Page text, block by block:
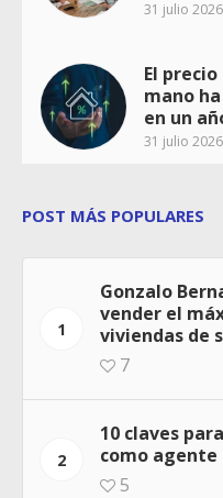
31 julio 2026
El
mano
en un
31 julio 2026
POST MÁS POPULARES
1
Gonzalo
vender el
viviendas de
7
2
10 claves
como
5